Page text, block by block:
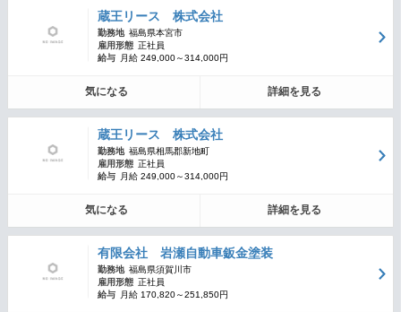
蔵王リース 株式会社
勤務地 福島県本宮市
雇用形態 正社員
給与
月給 249,000～314,000円
気になる 詳細を見る
蔵王リース 株式会社
勤務地 福島県相馬郡新地町
雇用形態 正社員
給与
月給 249,000～314,000円
気になる 詳細を見る
有限会社 岩瀬自動車鈑金塗装
勤務地 福島県須賀川市
雇用形態 正社員
給与
月給 170,820～251,850円